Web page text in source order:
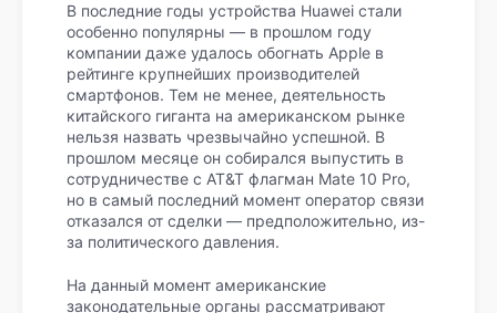
В последние годы устройства Huawei стали
особенно популярны — в прошлом году
компании даже удалось обогнать Apple в
рейтинге крупнейших производителей
смартфонов. Тем не менее, деятельность
китайского гиганта на американском рынке
нельзя назвать чрезвычайно успешной. В
прошлом месяце он собирался выпустить в
сотрудничестве с AT&T флагман Mate 10 Pro,
но в самый последний момент оператор связи
отказался от сделки — предположительно, из-
за политического давления.
На данный момент американские
законодательные органы рассматривают